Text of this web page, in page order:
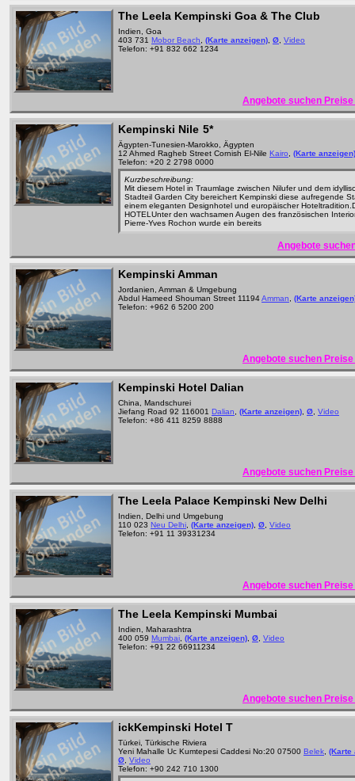
The Leela Kempinski Goa & The Club
Indien, Goa
403 731 Mobor Beach (Karte anzeigen) Ø Video
Telefon: +91 832 662 1234
Angebote suchen
Kempinski Nile 5*
Ägypten-Tunesien-Marokko, Ägypten
12 Ahmed Ragheb Street Cornish El-Nile Kairo
(Karte anzeigen)
Telefon: +20 2 2798 0000
Kurzbeschreibung:
Mit diesem Hotel in Traumlage zwischen Nilufer und dem
Stadteil Garden City bereichert Kempinski diese aufregende
einem eleganten Designhotel und europäischer
HOTELUnter den wachsamen Augen des französischen
Pierre-Yves Rochon wurde ein bereits
Angebote
Kempinski Amman
Jordanien, Amman & Umgebung
Abdul Hameed Shouman Street 11194Amman
(Karte
Telefon: +962 6 5200 200
Angebote suchen
Kempinski Hotel Dalian
China, Mandschurei
Jiefang Road 92 116001 Dalian (Karte anzeigen) Ø Video
Telefon: +86 411 8259 8888
Angebote suchen
The Leela Palace Kempinski New Delhi
Indien, Delhi und Umgebung
110 023 Neu Delhi (Karte anzeigen) Ø Video
Telefon: +91 11 39331234
Angebote suchen
The Leela Kempinski Mumbai
Indien, Maharashtra
400 059 Mumbai (Karte anzeigen) Ø Video
Telefon: +91 22 66911234
Angebote suchen
ickKempinski Hotel T
Türkei, Türkische Riviera
Yeni Mahalle Uc Kumtepesi Caddesi No:20 07500 Belek (Karte
Ø Video
Telefon: +90 242 710 1300